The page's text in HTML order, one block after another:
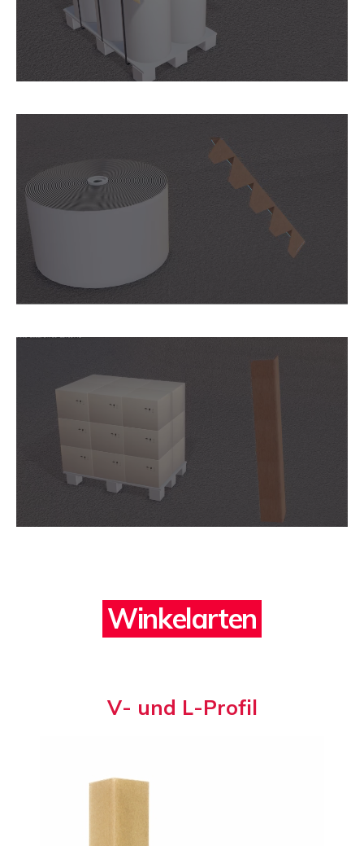
Winkelarten
V- und L-Profil